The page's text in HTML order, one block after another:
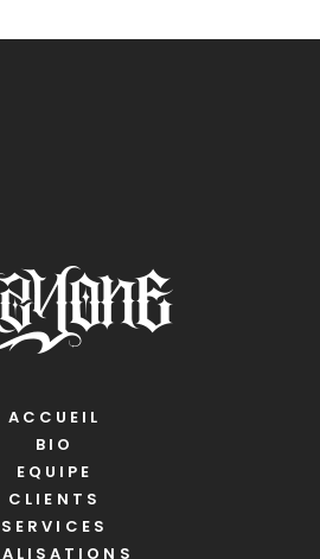
ACCUEIL
BIO
EQUIPE
CLIENTS
SERVICES